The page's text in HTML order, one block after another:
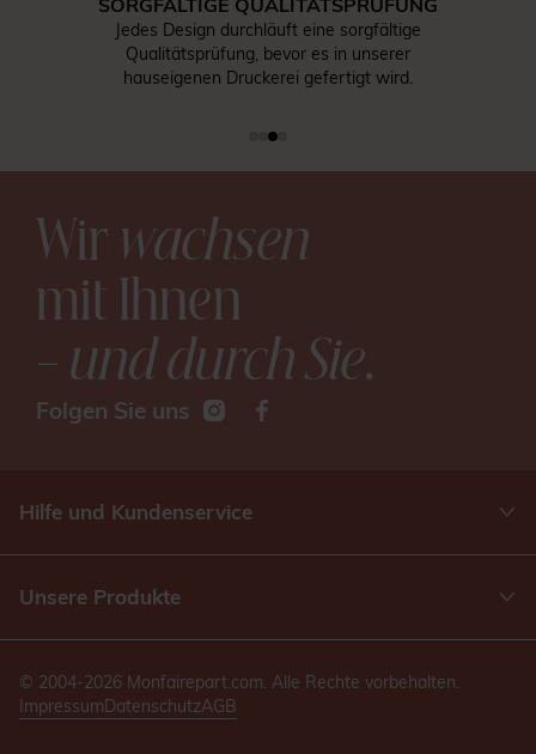
SORGFÄLTIGE QUALITÄTSPRÜFUNG
Jedes Design durchläuft eine sorgfältige
Qualitätsprüfung, bevor es in unserer
hauseigenen Druckerei gefertigt wird.
Wirwachsen
mit Ihnen
– und durch Sie.
Folgen Sie uns
Hilfe und Kundenservice
Unsere Produkte
© 2004-2026 Monfairepart.com. Alle Rechte vorbehalten.
ImpressumDatenschutzAGB